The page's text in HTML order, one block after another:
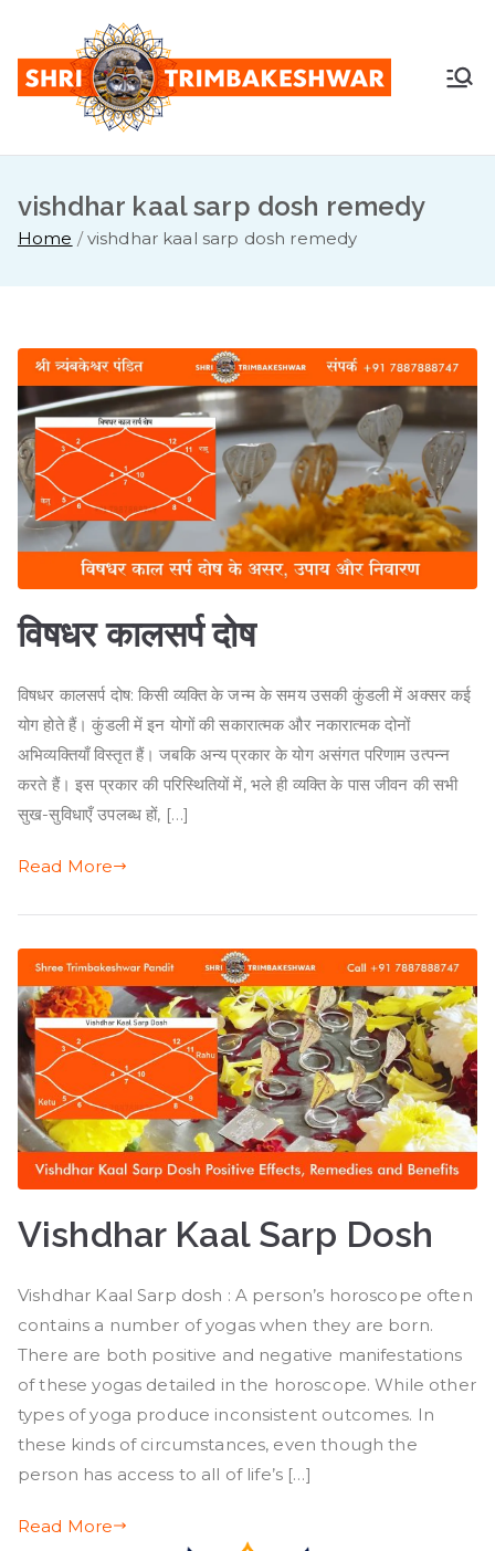
content
Shr
i
Tri
ake
sh
war
Pandit
Guruji -
7887888
vishdhar kaal sarp dosh remedy
Home vishdhar kaal sarp dosh remedy
विषधर कालसर्प दोष
विषधर कालसर्प दोष: किसी व्यक्ति के जन्म के समय उसकी कुंडली में अक्सर कई
योग होते हैं। कुंडली में इन योगों की सकारात्मक और नकारात्मक दोनों
अभिव्यक्तियाँ विस्तृत हैं। जबकि अन्य प्रकार के योग असंगत परिणाम उत्पन्न
करते हैं। इस प्रकार की परिस्थितियों में, भले ही व्यक्ति के पास जीवन की सभी
सुख-सुविधाएँ उपलब्ध हों, […]
Read More
Vishdhar Kaal Sarp Dosh
Vishdhar Kaal Sarp dosh : A person’s horoscope often
contains a number of yogas when they are born.
There are both positive and negative manifestations
of these yogas detailed in the horoscope. While other
types of yoga produce inconsistent outcomes. In
these kinds of circumstances, even though the
person has access to all of life’s […]
Read More